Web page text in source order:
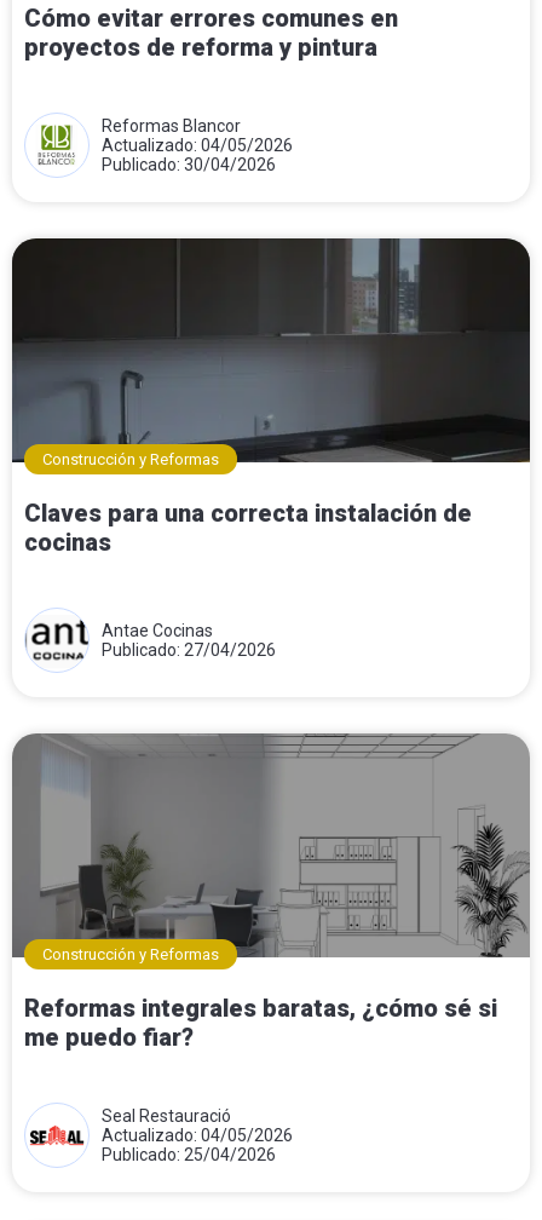
Cómo evitar errores comunes en
proyectos de reforma y pintura
Reformas Blancor
Actualizado: 04/05/2026
Publicado: 30/04/2026
Construcción y Reformas
Claves para una correcta instalación de
cocinas
Antae Cocinas
Publicado: 27/04/2026
Construcción y Reformas
Reformas integrales baratas, ¿cómo sé si
me puedo fiar?
Seal Restauració
Actualizado: 04/05/2026
Publicado: 25/04/2026